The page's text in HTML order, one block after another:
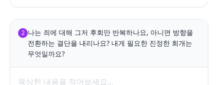
2 나는 죄에 대해 그저 후회만 반복하나요, 아니면 방향을
전환하는 결단을 내리나요? 내게 필요한 진정한 회개는
무엇일까요?